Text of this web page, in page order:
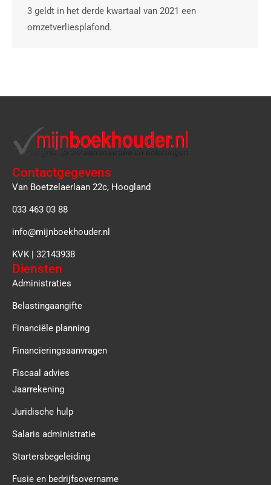
3 geldt in het derde kwartaal van 2021 een
omzetverliesplafond.
Contactgegevens
Van Boetzelaerlaan 22c, Hoogland
033 463 03 88
info@mijnboekhouder.nl
KVK | 32143938
Diensten
Administraties
Belastingaangifte
Financiële planning
Financieringsaanvragen
Fiscaal advies
Jaarrekening
Juridische hulp
Salaris administratie
Startersbegeleiding
Fusie en bedrijfsovername